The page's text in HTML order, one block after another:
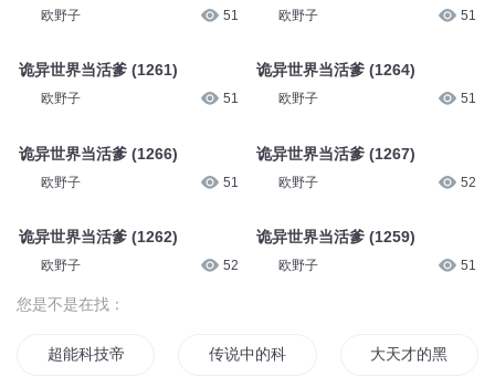
欧野子 51
诡异世界当活爹 (1261)
欧野子 51
诡异世界当活爹 (1266)
欧野子 51
诡异世界当活爹 (1262)
欧野子 52
欧野子 51
诡异世界当活爹 (1264)
欧野子 51
诡异世界当活爹 (1267)
欧野子 52
诡异世界当活爹 (1259)
欧野子 51
您是不是在找：
超能科技帝国 传说中的科技 大天才的黑科技